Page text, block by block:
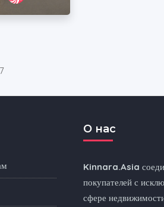
O нас
Kinnara.Asia
покупателей с
сфере